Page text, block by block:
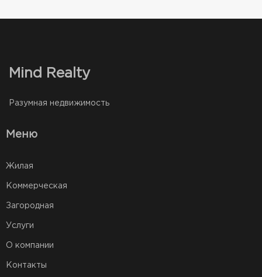
Mind Realty
Разумная недвижимость
Меню
Жилая
Коммерческая
Загородная
Услуги
О компании
Контакты